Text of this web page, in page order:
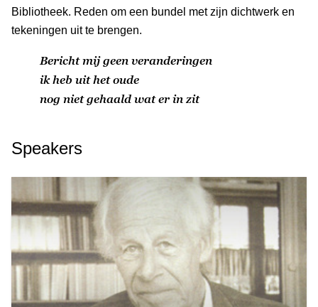
Bibliotheek. Reden om een bundel met zijn dichtwerk en
tekeningen uit te brengen.
Bericht mij geen veranderingen
ik heb uit het oude
nog niet gehaald wat er in zit
Speakers